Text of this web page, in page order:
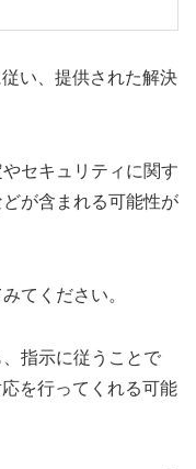
い、提供された解決
セキュリティに関す
が含まれる可能性が
てください。
指示に従うことで
を行ってくれる可能